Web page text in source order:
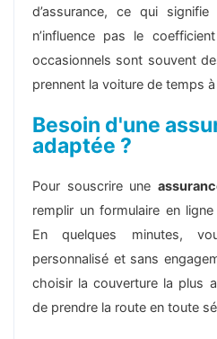
d’assurance, ce qui
n’influence pas le
occasionnels sont souvent
prennent la voiture de temps
Besoin d'une
adaptée ?
Pour souscrire une
remplir un formulaire en
En quelques minutes,
personnalisé et sans
choisir la couverture la plus
de prendre la route en toute